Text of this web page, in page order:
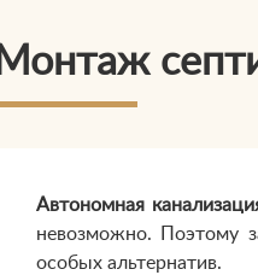
Монтаж
Автономная
невозможно. Поэтому
особых альтернатив.